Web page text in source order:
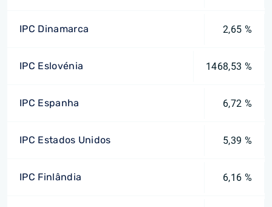
IPC Dinamarca 2,65 %
IPC Eslovénia 1468,53 %
IPC Espanha 6,72 %
IPC Estados Unidos 5,39 %
IPC Finlândia 6,16 %